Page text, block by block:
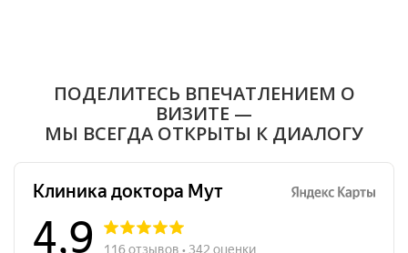
ПОДЕЛИТЕСЬ ВПЕЧАТЛЕНИЕМ О
ВИЗИТЕ —
МЫ ВСЕГДА ОТКРЫТЫ К ДИАЛОГУ